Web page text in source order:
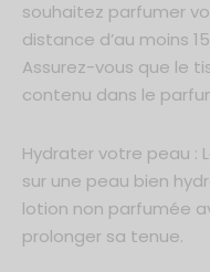
souhaitez parfumer
distance d’au moins
Assurez-vous que le
contenu dans le
Hydrater votre peau :
sur une peau bien
lotion non parfumée
prolonger sa tenue.